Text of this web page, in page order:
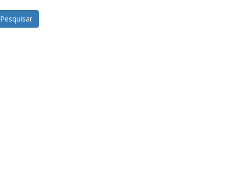
Pesquisar